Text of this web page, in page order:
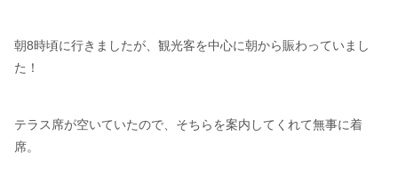
朝8時頃に行きましたが、観光客を中心に朝から賑わっていまし
た！
テラス席が空いていたので、そちらを案内してくれて無事に着
席。